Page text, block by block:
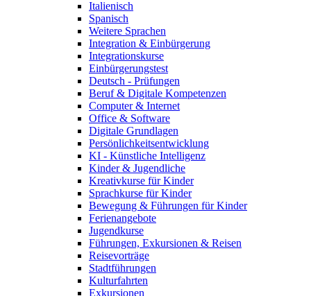
Italienisch
Spanisch
Weitere Sprachen
Integration & Einbürgerung
Integrationskurse
Einbürgerungstest
Deutsch - Prüfungen
Beruf & Digitale Kompetenzen
Computer & Internet
Office & Software
Digitale Grundlagen
Persönlichkeitsentwicklung
KI - Künstliche Intelligenz
Kinder & Jugendliche
Kreativkurse für Kinder
Sprachkurse für Kinder
Bewegung & Führungen für Kinder
Ferienangebote
Jugendkurse
Führungen, Exkursionen & Reisen
Reisevorträge
Stadtführungen
Kulturfahrten
Exkursionen